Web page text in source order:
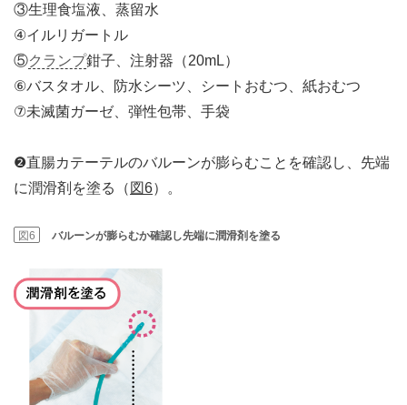
③生理食塩液、蒸留水
④イルリガートル
⑤クランプ鉗子、注射器（20mL）
⑥バスタオル、防水シーツ、シートおむつ、紙おむつ
⑦未滅菌ガーゼ、弾性包帯、手袋
❷直腸カテーテルのバルーンが膨らむことを確認し、先端
に潤滑剤を塗る（ 図6）。
図6 バルーンが膨らむか確認し先端に潤滑剤を塗る